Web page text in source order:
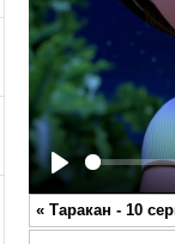
Play
« Таракан - 10